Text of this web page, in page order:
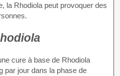
la Rhodiola peut provoquer des
cure à base de Rhodiola
par jour dans la phase de